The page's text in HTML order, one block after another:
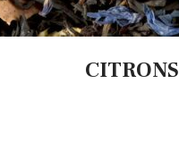
CITRONS